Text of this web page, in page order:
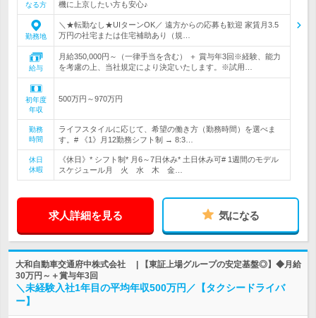
なる方
機に上京したい方も安心♪
勤務地
＼★転勤なし★UIターンOK／ 遠方からの応募も歓迎 家賃月3.5
万円の社宅または住宅補助あり（規…
給与
月給350,000円～（一律手当を含む） ＋ 賞与年3回※経験、能力
を考慮の上、当社規定により決定いたします。※試用…
初年度
年収
500万円～970万円
勤務
時間
ライフスタイルに応じて、希望の働き方（勤務時間）を選べま
す。# 《1》月12勤務シフト制 → 8:3…
休日
休暇
《休日》* シフト制* 月6～7日休み* 土日休み可# 1週間のモデル
スケジュール月 火 水 木 金…
求人詳細を見る 気になる
大和自動車交通府中株式会社 | 【東証上場グループの安定基盤◎】◆月給
30万円～＋賞与年3回
＼未経験入社1年目の平均年収500万円／【タクシードライバ
ー】